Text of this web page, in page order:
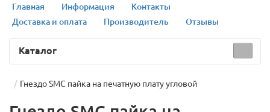
Главная Информация
Контакты
Доставка и оплата
Производитель Отзывы
Каталог
Гнездо SMС пайка на печатную плату угловой